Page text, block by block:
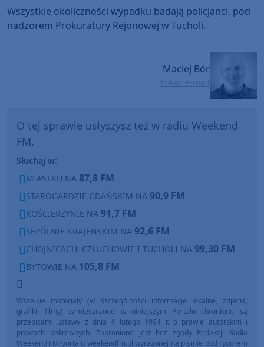
Wszystkie okoliczności wypadku badają policjanci, pod
nadzorem Prokuratury Rejonowej w Tucholi.
Maciej Bór
Pokaż e-mail
O tej sprawie usłyszysz też w radiu Weekend
FM.
Słuchaj w:
MIASTKU NA 87,8 FM
STAROGARDZIE GDAŃSKIM NA 90,9 FM
KOŚCIERZYNIE NA 91,7 FM
SĘPÓLNIE KRAJEŃSKIM NA 92,6 FM
CHOJNICACH, CZŁUCHOWIE I TUCHOLI NA 99,30 FM
BYTOWIE NA 105,8 FM
Wszelkie materiały (w szczególności informacje lokalne, zdjęcia,
grafiki, filmy) zamieszczone w niniejszym Portalu chronione są
przepisami ustawy z dnia 4 lutego 1994 r. o prawie autorskim i
prawach pokrewnych. Zabronione jest bez zgody Redakcji Radia
Weekend FM/portalu weekendfm.pl wyrażonej na piśmie pod rygorem